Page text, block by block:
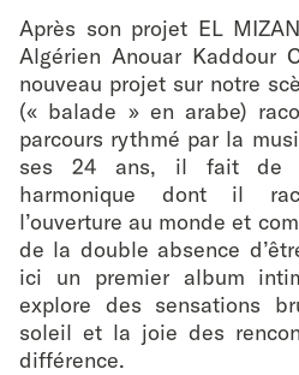
Après son projet EL
Algérien Anouar Kaddour
nouveau projet sur notre
(« balade » en arabe)
parcours rythmé par la
ses 24 ans, il fait de
harmonique dont il
l’ouverture au monde et
de la double absence
ici un premier album
explore des sensations
soleil et la joie des
différence.